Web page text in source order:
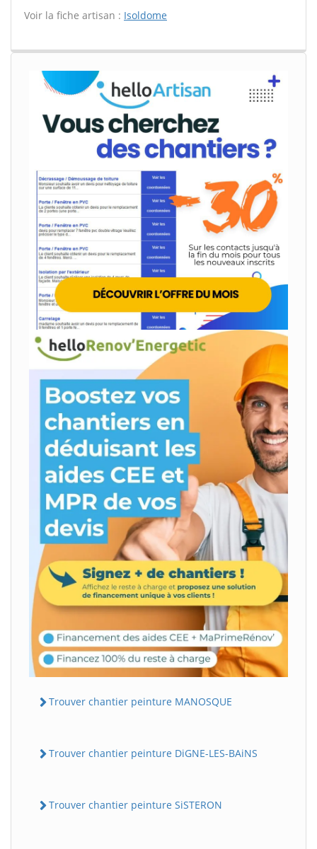
Voir la fiche artisan : Isoldome
Trouver chantier peinture MANOSQUE
Trouver chantier peinture DiGNE-LES-BAiNS
Trouver chantier peinture SiSTERON